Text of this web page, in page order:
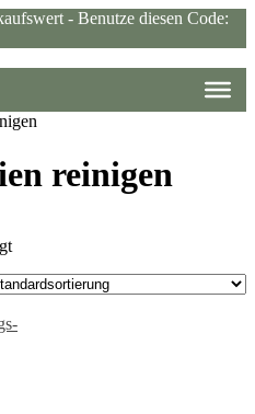
- Benutze diesen Code:
reinigen